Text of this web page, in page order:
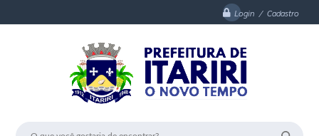
Login / Cadastro